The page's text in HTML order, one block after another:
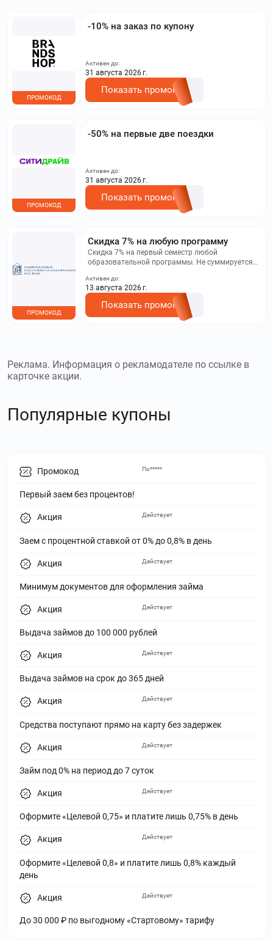
-10% на заказ по купону
ПРОМОКОД
Активен до:
31 августа 2026 г.
Показать промокод
-50% на первые две поездки
ПРОМОКОД
Активен до:
31 августа 2026 г.
Показать промокод
Скидка 7% на любую программу
Скидка 7% на первый семестр любой
образовательной программы. Не суммируется с
на сайте.
ПРОМОКОД
Активен до:
13 августа 2026 г.
Показать промокод
Реклама. Информация о рекламодателе по ссылке в
карточке акции.
Популярные купоны
Промокод
Первый заем без процентов!
По*****
Акция
Заем с процентной ставкой от 0% до 0,8% в день
Действует
Акция
Минимум документов для оформления займа
Действует
Акция
Выдача займов до 100 000 рублей
Действует
Акция
Выдача займов на срок до 365 дней
Действует
Акция
Средства поступают прямо на карту без задержек
Действует
Акция
Займ под 0% на период до 7 суток
Действует
Акция
Оформите «Целевой 0,75» и платите лишь 0,75% в день
Действует
Акция
Оформите «Целевой 0,8» и платите лишь 0,8% каждый
день
Действует
Акция
До 30 000 ₽ по выгодному «Стартовому» тарифу
Действует